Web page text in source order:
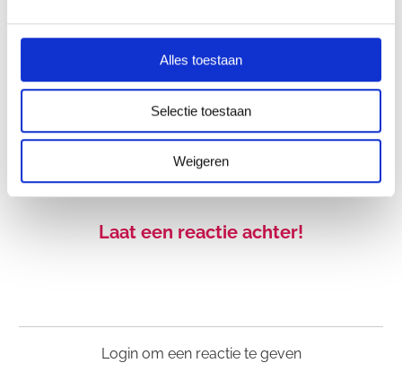
Alles toestaan
Selectie toestaan
Weigeren
Laat een reactie achter!
Login om een reactie te geven